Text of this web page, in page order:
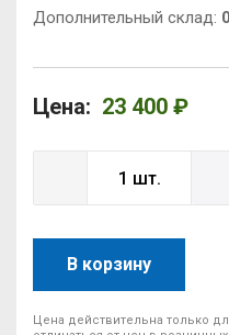
Дополнительный склад: 0
Цена: 23 400 ₽
В корзину
Цена действительна только